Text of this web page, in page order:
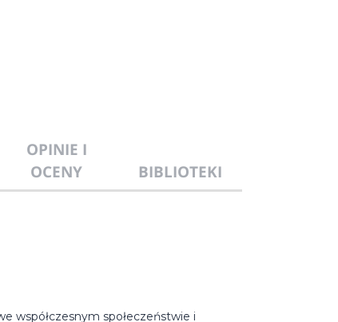
OPINIE I
OCENY
BIBLIOTEKI
współczesnym społeczeństwie i